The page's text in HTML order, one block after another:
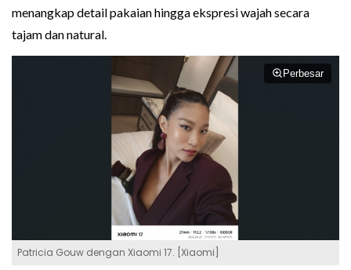
menangkap detail pakaian hingga ekspresi wajah secara
tajam dan natural.
Perbesar
Patricia Gouw dengan Xiaomi 17. [Xiaomi]